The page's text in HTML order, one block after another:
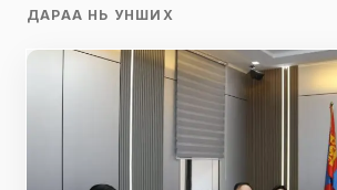
ДАРАА НЬ УНШИХ